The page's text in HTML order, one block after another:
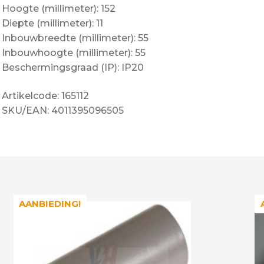
Hoogte (millimeter): 152
Diepte (millimeter): 11
Inbouwbreedte (millimeter): 55
Inbouwhoogte (millimeter): 55
Beschermingsgraad (IP): IP20
Artikelcode: 165112
SKU/EAN: 4011395096505
AANBIEDING!
AANBIEDING!